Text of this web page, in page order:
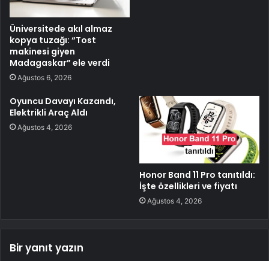
Üniversitede akıl almaz
kopya tuzağı: “Tost
makinesi giyen
Madagaskar” ele verdi
Ağustos 6, 2026
Oyuncu Davayı Kazandı,
Elektrikli Araç Aldı
Ağustos 4, 2026
Honor Band 11 Pro tanıtıldı:
İşte özellikleri ve fiyatı
Ağustos 4, 2026
Bir yanıt yazın